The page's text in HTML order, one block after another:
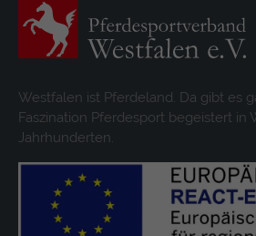
Westfalen ist Pferdeland. Da gibt es
Faszination Pferdesport begeistert in
Jahrhunderten.